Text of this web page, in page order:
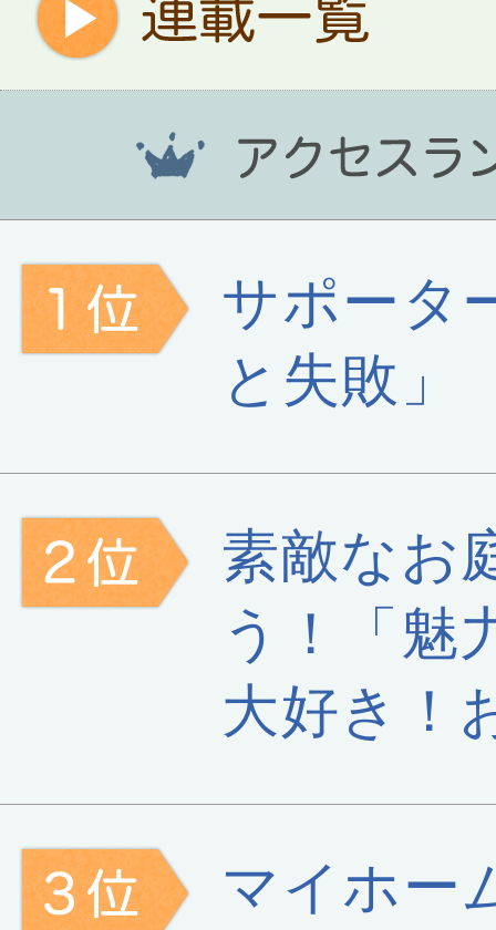
サポータ
と失敗」
素敵なお
う！「魅
大好き！
マイホー